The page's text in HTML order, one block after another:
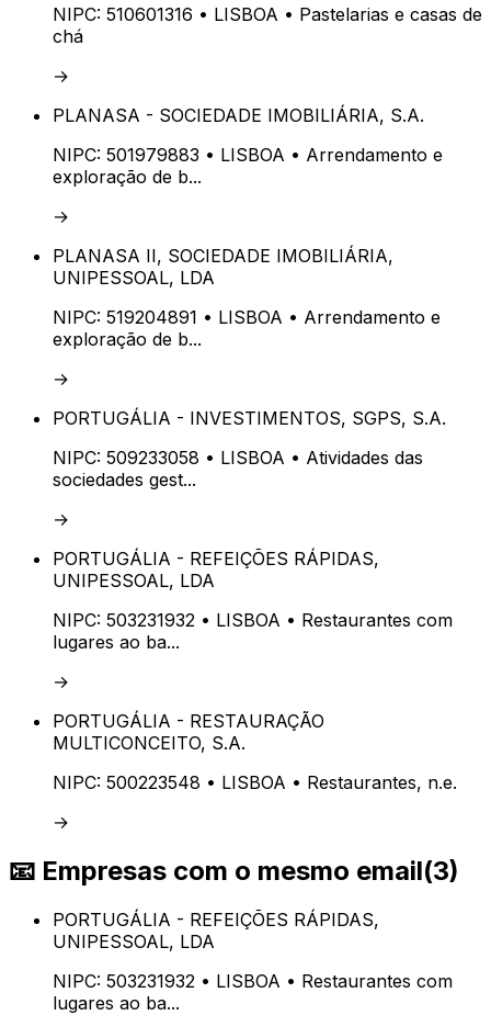
NIPC: 510601316 • LISBOA • Pastelarias e casas de
chá
→
PLANASA - SOCIEDADE IMOBILIÁRIA, S.A.
NIPC: 501979883 • LISBOA • Arrendamento e
exploração de b...
→
PLANASA II, SOCIEDADE IMOBILIÁRIA,
UNIPESSOAL, LDA
NIPC: 519204891 • LISBOA • Arrendamento e
exploração de b...
→
PORTUGÁLIA - INVESTIMENTOS, SGPS, S.A.
NIPC: 509233058 • LISBOA • Atividades das
sociedades gest...
→
PORTUGÁLIA - REFEIÇÕES RÁPIDAS,
UNIPESSOAL, LDA
NIPC: 503231932 • LISBOA • Restaurantes com
lugares ao ba...
→
PORTUGÁLIA - RESTAURAÇÃO
MULTICONCEITO, S.A.
NIPC: 500223548 • LISBOA • Restaurantes, n.e.
→
📧 Empresas com o mesmo email(3)
PORTUGÁLIA - REFEIÇÕES RÁPIDAS,
UNIPESSOAL, LDA
NIPC: 503231932 • LISBOA • Restaurantes com
lugares ao ba...